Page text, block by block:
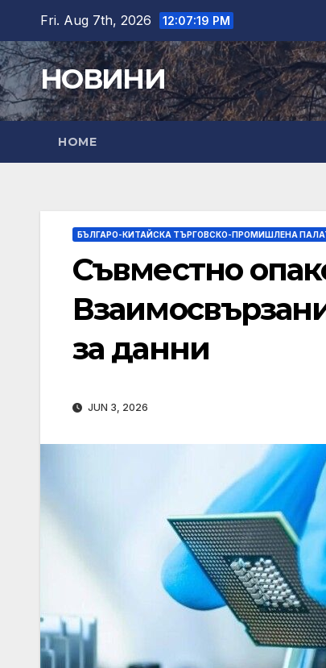
content
Fri. Aug 7th, 2026 12:07:20 PM
НОВИНИ
HOME
БЪЛГАРО-КИТАЙСКА ТЪРГОВСКО-ПРОМИШЛЕНА
Съвместно
за данни
JUN 3, 2026